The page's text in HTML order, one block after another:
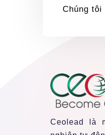
Chúng
Ceolead là